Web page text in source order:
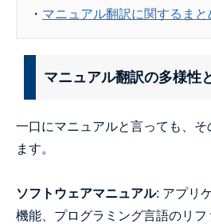
・ マニュアル翻訳に関するまと
マニュアル翻訳の多様性
一口にマニュアルと言っても、そ
ます。
ソフトウェアマニュアル: アプリ
機能、プログラミング言語のリ